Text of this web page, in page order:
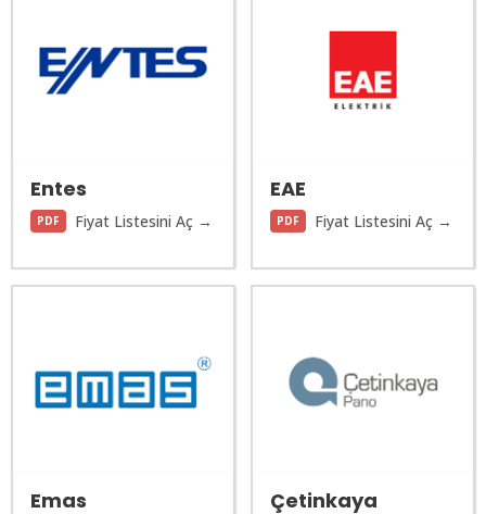
Entes
PDF Fiyat Listesini Aç →
EAE
PDF Fiyat Listesini Aç →
Emas Çetinkaya